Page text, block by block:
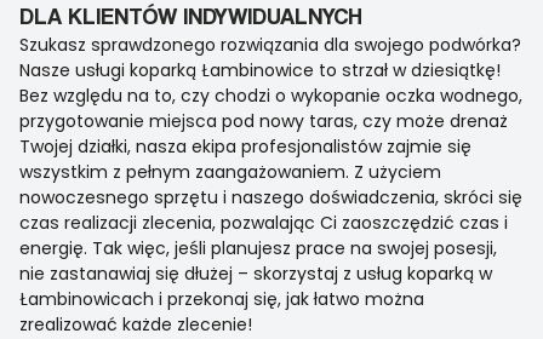
DLA KLIENTÓW INDYWIDUALNYCH
Szukasz sprawdzonego rozwiązania dla swojego podwórka?
Nasze usługi koparką Łambinowice to strzał w dziesiątkę!
Bez względu na to, czy chodzi o wykopanie oczka wodnego,
przygotowanie miejsca pod nowy taras, czy może drenaż
Twojej działki, nasza ekipa profesjonalistów zajmie się
wszystkim z pełnym zaangażowaniem. Z użyciem
nowoczesnego sprzętu i naszego doświadczenia, skróci się
czas realizacji zlecenia, pozwalając Ci zaoszczędzić czas i
energię. Tak więc, jeśli planujesz prace na swojej posesji,
nie zastanawiaj się dłużej – skorzystaj z usług koparką w
Łambinowicach i przekonaj się, jak łatwo można
zrealizować każde zlecenie!